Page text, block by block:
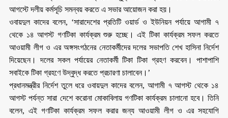
আগস্টে দলীয় কর্মসূচি সমন্বয় করতে এ সভার আয়োজন করা হয়।
ওবায়দুল কাদের বলেন, ‘সারাদেশের প্রতিটি ওয়ার্ড ও ইউনিয়ন পর্যায়ে আগামী ৭
থেকে ১৪ আগস্ট গণটিকা কার্যক্রম শুরু হচ্ছে। এই টিকা কার্যক্রম সফল করতে
আওয়ামী লীগ ও এর অঙ্গসংগঠনের নেতাকর্মীদের দলের সভাপতি শেখ হাসিনা নির্দেশ
দিয়েছেন। দলের সকল পর্যায়ের নেতাকর্মী টিকা টিকা গ্রহণ করবেন। পাশাপাশি
সবাইকে টিকা গ্রহণে উদ্বুদ্ধ করতে প্রচারণা চালাবেন।’
প্রধানমন্ত্রীর নির্দেশ তুলে ধরে ওবায়দুল কাদের বলেন, আগামী ৭ আগস্ট থেকে ১৪
আগস্ট পর্যন্ত সারা দেশে করোনা মোকাবিলায় গণটিকা কার্যক্রম চালানো হবে। তিনি
বলেন, এই গণটিকা কার্যক্রম সফল করার জন্য আওয়ামী লীগ ও এর সহযোগি